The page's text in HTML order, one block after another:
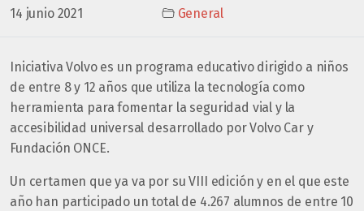
14 junio 2021 General
Iniciativa Volvoes un programa educativo dirigido a niños
de entre 8 y 12 años que utiliza la tecnología como
herramienta para fomentar la seguridad vial y la
accesibilidad universal desarrollado por Volvo Car y
Fundación ONCE.
Un certamen que ya va por su VIII edición y en el que este
año han participado un total de 4.267 alumnos de entre 10